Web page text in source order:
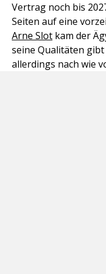
Vertrag noch bis
Seiten auf eine
Arne Slot kam der
seine Qualitäten gibt
allerdings nach wie